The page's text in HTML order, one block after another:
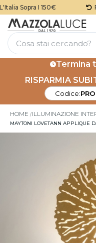
Sopra I 150€
Termina
RISPARMIA
Codice:
HOME ILLUMINAZIONE
MAYTONI LOVETANN APPLIQUE